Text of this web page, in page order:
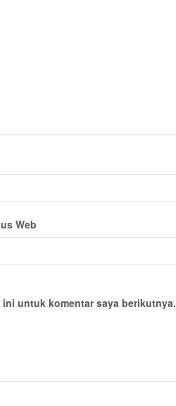
Web
untuk komentar saya berikutnya.